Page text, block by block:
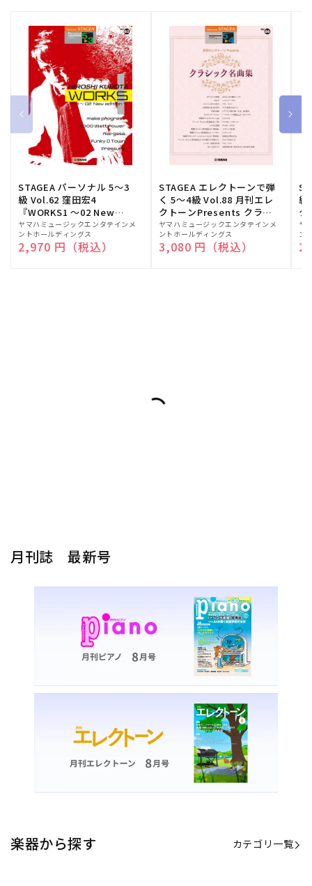
STAGEA パーソナル 5～3
級 Vol.62 窪田宏4
『WORKS1 ～02 New
edition～』
販
売
元:
ヤマハミュージックエンタテインメ
ントホールディングス
通常価格
2,970 円（税込）
STAGEA エレクトーンで弾
く 5～4級 Vol.88 月刊エレ
クトーンPresents クラシ
ック名曲集
販
売
元:
ヤマハミュージックエンタテインメ
ントホールディングス
通常価格
3,080 円（税込）
級
ク
販
売
元:
ヤ
ン
月刊誌 最新号
楽器から探す カテゴリ一覧